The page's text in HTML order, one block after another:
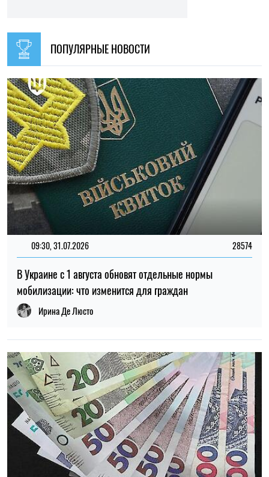
20:00, 31.07.2026
Ученые выяснили, что манера речи ребенка может
предсказывать будущие проблемы с психическим
здоровьем
Марья Гриневич